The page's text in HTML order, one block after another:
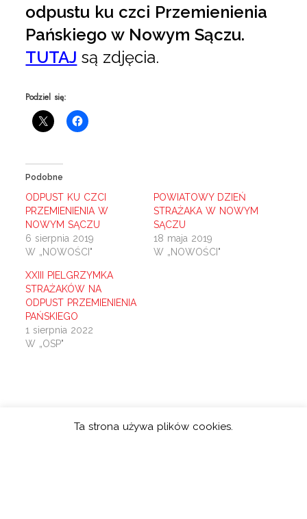
odpustu ku czci Przemienienia
Pańskiego w Nowym Sączu.
TUTAJ są zdjęcia.
Podziel się:
Podobne
ODPUST KU CZCI
PRZEMIENIENIA W
NOWYM SĄCZU
6 sierpnia 2019
W „NOWOŚCI"
POWIATOWY DZIEŃ
STRAŻAKA W NOWYM
SĄCZU
18 maja 2019
W „NOWOŚCI"
XXIII PIELGRZYMKA
STRAŻAKÓW NA
ODPUST PRZEMIENIENIA
PAŃSKIEGO
1 sierpnia 2022
W „OSP"
Ta strona używa plików cookies.